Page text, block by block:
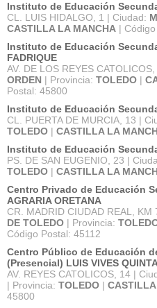
Instituto de Educación
CL. LUIS HIDALGO, 1 | Ciudad:
CASTILLA LA MANCHA |
Instituto de Educación
FADRIQUE
AV. DE LOS REYES
ORDEN | Provincia: TOLEDO |
Postal: 45800
Instituto de Educación
CL. PUERTA DE MURCIA, 13 |
TOLEDO | CASTILLA LA
Instituto de Educación
PS. DE SAN EUGENIO, 23 |
TOLEDO | CASTILLA LA
Centro Privado de Educación
AGRARIA ORETANA
CR. MADRID CIUDAD REAL, KM
DE TOLEDO | Provincia:
Código Postal: 45112
Centro Público de Educación
(Presencial) LUIS VIVES
AV. REYES CATOLICOS, 14 |
| Provincia: TOLEDO |
45800